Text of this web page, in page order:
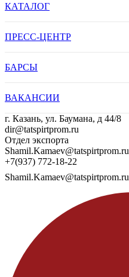
КАТАЛОГ
ПРЕСС-ЦЕНТР
БАРСЫ
ВАКАНСИИ
г. Казань, ул. Баумана, д 44/8
dir@tatspirtprom.ru
Отдел экспорта
Shamil.Kamaev@tatspirtprom.ru
+7(937) 772-18-22
Shamil.Kamaev@tatspirtprom.ru